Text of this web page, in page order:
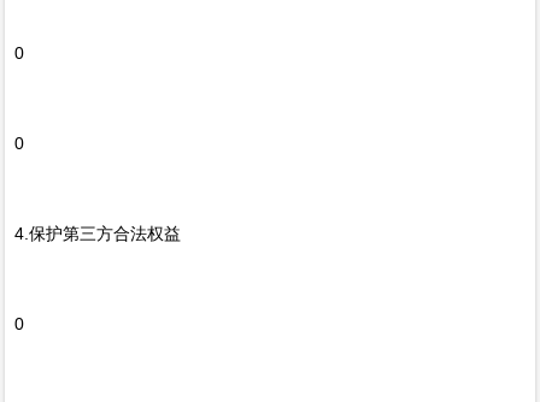
0
0
4.保护第三方合法权益
0